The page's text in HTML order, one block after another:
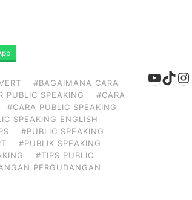
#BAGAIMANA CARA
PUBLIC SPEAKING
#CARA
#CARA PUBLIC SPEAKING
SPEAKING ENGLISH
#PUBLIC SPEAKING
#PUBLIK SPEAKING
#TIPS PUBLIC
PERGUDANGAN